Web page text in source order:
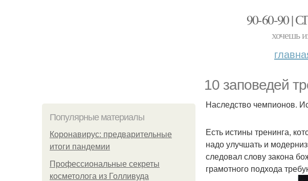
90-60-90
хочешь
10 заповедей
Популярные материалы
Коронавирус: предварительные
итоги пандемии
Профессиональные секреты
косметолога из Голливуда
Наследство чемпионов.
Есть истины тренинга,
надо улучшать и
следовал слову закона
грамотного подхода